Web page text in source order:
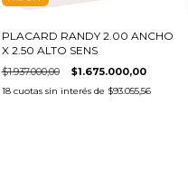
PLACARD RANDY 2.00 ANCHO
X 2.50 ALTO SENS
$1.937.000,00 $1.675.000,00
18 cuotas sin interés de $93.055,56